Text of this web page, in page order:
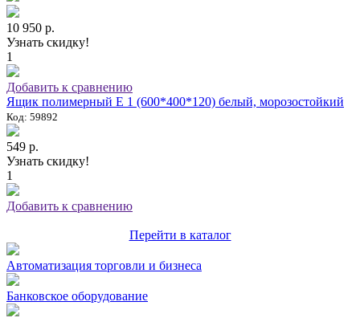
10 950 р.
Узнать скидку!
1
Добавить к сравнению
Ящик полимерный E 1 (600*400*120) белый, морозостойкий
Код: 59892
549 р.
Узнать скидку!
1
Добавить к сравнению
Перейти в каталог
Автоматизация торговли и бизнеса
Банковское оборудование